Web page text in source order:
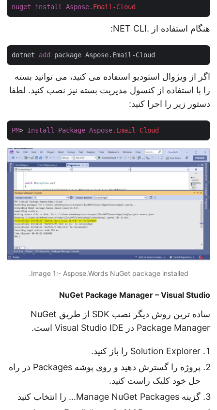
nuget install Aspose.Email-Cloud
هنگام استفاده از .NET CLI:
dotnet add
اگر از ویژوال استودیو استفاده می کنید، می توانید بسته
را با استفاده از کنسول مدیریت بسته نیز نصب کنید. لطفا
دستور زیر را اجرا کنید:
PM > Install-Package Aspose.Email-Cloud
Image 1:- Aspose.Words NuGet package installed.
NuGet Package Manager – Visual Studio
ساده ترین روش دیگر نصب SDK از طریق NuGet
Package Manager در Visual Studio IDE است.
Solution Explorer را باز کنید.
پروژه را گسترش دهید و روی پوشه Packages در راه
حل خود کلیک راست کنید.
گزینه Manage NuGet Packages… را انتخاب کنید